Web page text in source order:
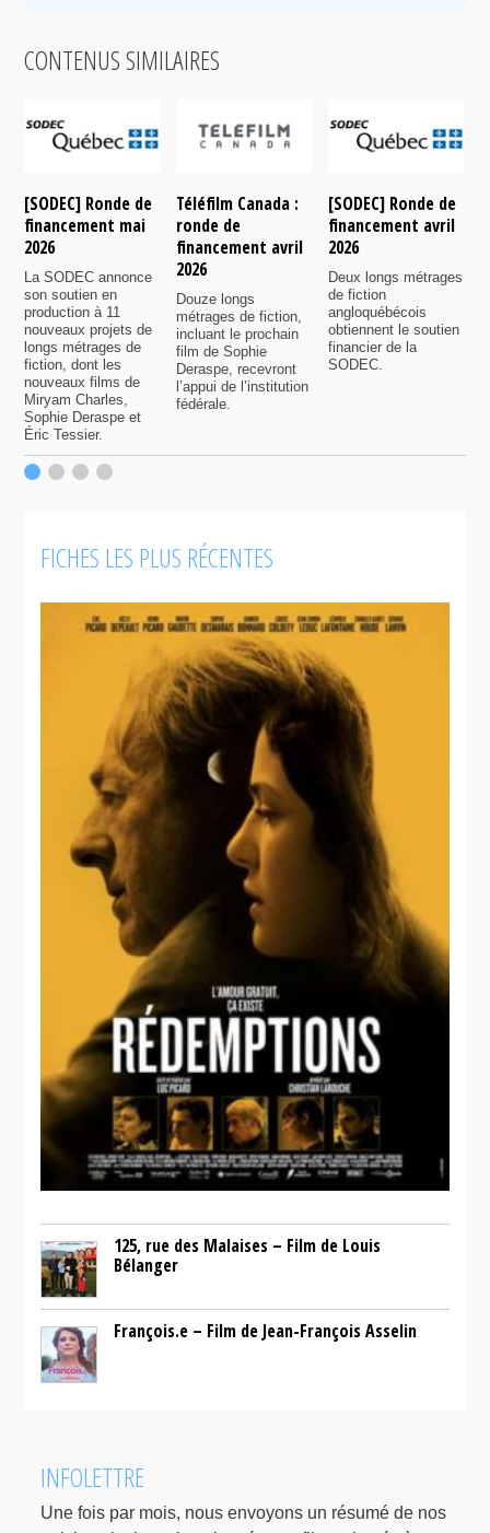
CONTENUS SIMILAIRES
[SODEC] Ronde de
financement mai
2026
La SODEC annonce
son soutien en
production à 11
nouveaux projets de
longs métrages de
fiction, dont les
nouveaux films de
Miryam Charles,
Sophie Deraspe et
Éric Tessier.
Téléfilm Canada :
ronde de
financement avril
2026
Douze longs
métrages de fiction,
incluant le prochain
film de Sophie
Deraspe, recevront
l’appui de l’institution
fédérale.
[SODEC] Ronde de
financement avril
2026
Deux longs métrages
de fiction
angloquébécois
obtiennent le soutien
financier de la
SODEC.
FICHES LES PLUS RÉCENTES
125, rue des Malaises – Film de Louis
Bélanger
François.e – Film de Jean-François Asselin
INFOLETTRE
Une fois par mois, nous envoyons un résumé de nos